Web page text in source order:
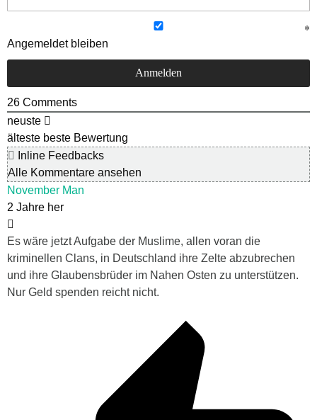
Angemeldet bleiben
26 Comments
neuste
älteste beste Bewertung
Inline Feedbacks
Alle Kommentare ansehen
November Man
2 Jahre her
Es wäre jetzt Aufgabe der Muslime, allen voran die
kriminellen Clans, in Deutschland ihre Zelte abzubrechen
und ihre Glaubensbrüder im Nahen Osten zu unterstützen.
Nur Geld spenden reicht nicht.